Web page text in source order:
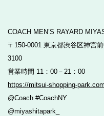
COACH MEN’S RAYARD
〒150-0001 東京都渋谷区神宮
3100
営業時間 11：00－21：00
https://mitsui-shopping-
@Coach #CoachNY
@miyashitapark_